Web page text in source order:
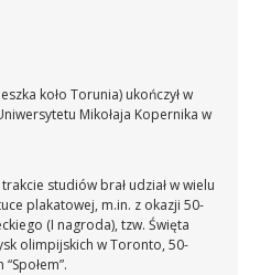
koło Torunia) ukończył w
Mikołaja Kopernika w
studiów brał udział w wielu
plakatowej, m.in. z okazji 50-
(I nagroda), tzw. Święta
olimpijskich w Toronto, 50-